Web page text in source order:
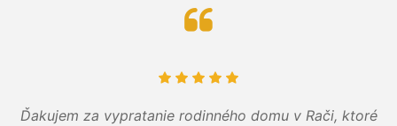
Ďakujem za vypratanie rodinného domu v Rači, ktoré